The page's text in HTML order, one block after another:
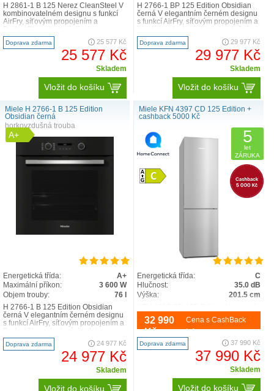
H 2861-1 B 125 Nerez CleanSteel V
kombinovatelném designu s funkcí
AirFry, síťovým propojením a
PerfectClean textový displej s
otočnými voliči –Ea..
Doprava zdarma 25 577 Kč
25 577 Kč
Skladem
Vložit do košíku
H 2766-1 BP 125 Edition Obsidian
černá V elegantním černém designu
s funkcí AirFry, síťovým propojením a
pyrolýzou. textový displej s otočnými
vol..
Doprava zdarma 29 977 Kč
29 977 Kč
Skladem
Vložit do košíku
Miele H 2766-1 B 125 Edition
Obsidian černá
horkovzdušná trouba
A+
Energetická třída:
A+
Maximální příkon:
3 600 W
Objem trouby:
76 l
H 2766-1 B 125 Edition Obsidian
černá V elegantním černém designu
s funkcí AirFry, síťovým propojením a
PerfectClean. textový displej s
otočnými v..
Doprava zdarma 24 977 Kč
24 977 Kč
Skladem
Vložit do košíku
Miele KFN 4397 CD 125 Edition +
cashback 5000 Kč
5
let
ZÁRUKA
Energetická třída:
C
Hlučnost:
35.0 dB
Výška:
201.5 cm
vzhled S PerfectFresh Pro a NoFrost
pro delší čerstvost a navíc s vyšším
komfortem. profesionální skladování
– je..
32 990
Kč
Cena s CashBack
Info
Doprava zdarma 37 990 Kč
37 990 Kč
Skladem
Vložit do košíku